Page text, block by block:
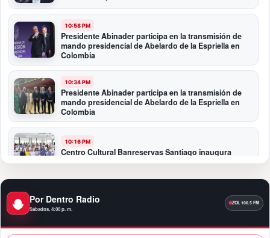
10:58 PM
Presidente Abinader participa en la transmisión de
mando presidencial de Abelardo de la Espriella en
Colombia
10:34 PM
Presidente Abinader participa en la transmisión de
mando presidencial de Abelardo de la Espriella en
Colombia
10:16 PM
Centro Cultural Banreservas Santiago inaugura
Primer Congreso de Artesanos de Santiago
Premios a la Moda Dominicana celebró su quinta
edición en el Teatro Nacional
Por Dentro Radio
Sábados, 4:00 p. m.